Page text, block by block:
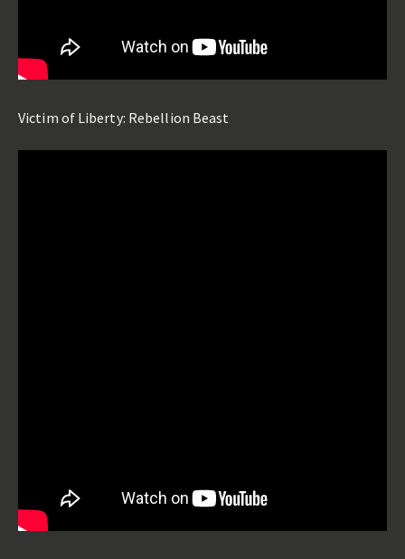
Victim of Liberty: Rebellion Beast